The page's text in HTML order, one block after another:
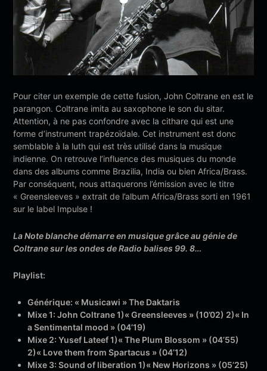
Pour citer un exemple de cette fusion, John Coltrane en est le
parangon. Coltrane imita au saxophone le son du sitar.
Attention, à ne pas confondre avec la cithare qui est une
forme d’instrument trapézoïdale. Cet instrument est donc
semblable à la luth qui est très utilisé dans la musique
indienne. On retrouve l’influence des musiques du monde
dans des albums comme Brazilia, India ou bien Africa/Brass.
Par conséquent, nous attaquerons l’émission avec le titre
« Greensleeves » extrait de l’album Africa/Brass sorti en 1961
sur le label Impulse !
La Note blanche démarre en musique grâce au génie de
Coltrane sur les ondes de Radio balises 99. 8…
Playlist:
Générique: « Musicawi » The Daktaris
Mixe 1: John Coltrane 1)« Greensleeves » (10’02) 2)« In
a Sentimental mood » (04’19)
Mixe 2: Yusef Lateef 1)« The Plum Blossom » (04’55)
2)« Love them from Spartacus » (04’12)
Mixe 3: Sound of liberation 1)« New Horizons » (05’25)